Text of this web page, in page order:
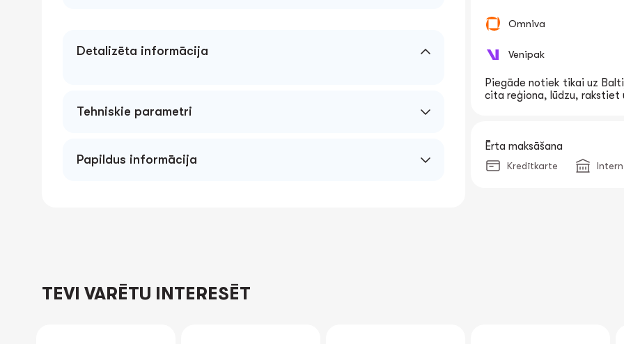
Detalizēta informācija
Tehniskie parametri
Papildus informācija
Omniva
Venipak
Piegāde notiek tikai uz
cita reģiona, lūdzu, rakstiet
Ērta maksāšana
Kredītkarte
TEVI VARĒTU INTERESĒT